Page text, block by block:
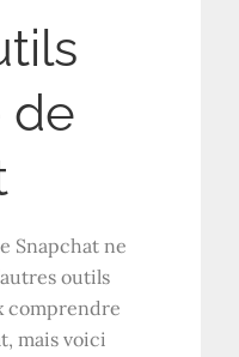
de
Snapchat ne
outils
comprendre
mais voici